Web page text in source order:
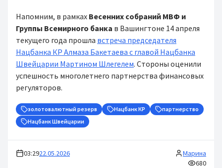
Напомним, в рамках Весенних собраний МВФ и
Группы Всемирного банка в Вашингтоне 14 апреля
текущего года прошла встреча председателя
Нацбанка КР Алмаза Бакетаева с главой Нацбанка
Швейцарии Мартином Шлегелем. Стороны оценили
успешность многолетнего партнерства финансовых
регуляторов.
золотовалютный резерв Нацбанк КР
партнерство
Нацбанк Швейцарии
03:2922.05.2026
Марина
680